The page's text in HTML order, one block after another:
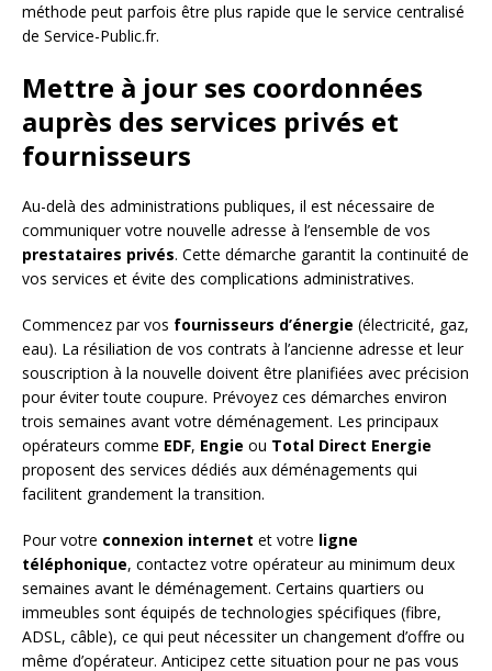
méthode peut parfois être plus rapide que le service centralisé
de Service-Public.fr.
Mettre à jour ses coordonnées
auprès des services privés et
fournisseurs
Au-delà des administrations publiques, il est nécessaire de
communiquer votre nouvelle adresse à l’ensemble de vos
prestataires privés. Cette démarche garantit la continuité de
vos services et évite des complications administratives.
Commencez par vos fournisseurs d’énergie (électricité, gaz,
eau). La résiliation de vos contrats à l’ancienne adresse et leur
souscription à la nouvelle doivent être planifiées avec précision
pour éviter toute coupure. Prévoyez ces démarches environ
trois semaines avant votre déménagement. Les principaux
opérateurs comme EDF, Engie ou Total Direct Energie
proposent des services dédiés aux déménagements qui
facilitent grandement la transition.
Pour votre connexion internet et votre ligne
téléphonique, contactez votre opérateur au minimum deux
semaines avant le déménagement. Certains quartiers ou
immeubles sont équipés de technologies spécifiques (fibre,
ADSL, câble), ce qui peut nécessiter un changement d’offre ou
même d’opérateur. Anticipez cette situation pour ne pas vous